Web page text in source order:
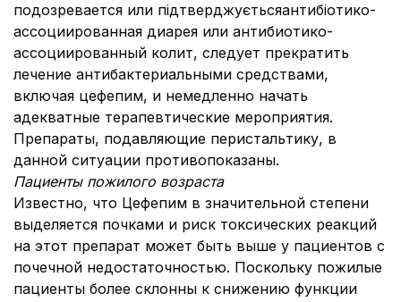
подозревается или підтверджуєтьсяантибіотико-
ассоциированная диарея или антибиотико-
ассоциированный колит, следует прекратить
лечение антибактериальными средствами,
включая цефепим, и немедленно начать
адекватные терапевтические мероприятия.
Препараты, подавляющие перистальтику, в
данной ситуации противопоказаны.
Пациенты пожилого возраста
Известно, что Цефепим в значительной степени
выделяется почками и риск токсических реакций
на этот препарат может быть выше у пациентов с
почечной недостаточностью. Поскольку пожилые
пациенты более склонны к снижению функции